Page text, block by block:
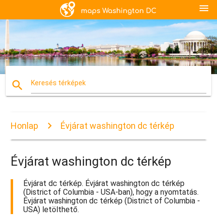
menu
search Keresés térképek
Honlap Évjárat washington dc térkép
Évjárat washington dc térkép
Évjárat dc térkép. Évjárat washington dc térkép
(District of Columbia - USA-ban), hogy a nyomtatás.
Évjárat washington dc térkép (District of Columbia -
USA) letölthető.